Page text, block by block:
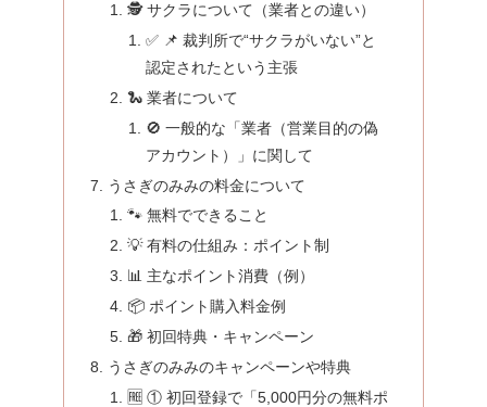
🕵️ サクラについて（業者との違い）
✅ 📌 裁判所で“サクラがいない”と
認定されたという主張
🐍 業者について
🚫 一般的な「業者（営業目的の偽
アカウント）」に関して
うさぎのみみの料金について
🐾 無料でできること
💡 有料の仕組み：ポイント制
📊 主なポイント消費（例）
📦 ポイント購入料金例
🎁 初回特典・キャンペーン
うさぎのみみのキャンペーンや特典
🆓 ① 初回登録で「5,000円分の無料ポ